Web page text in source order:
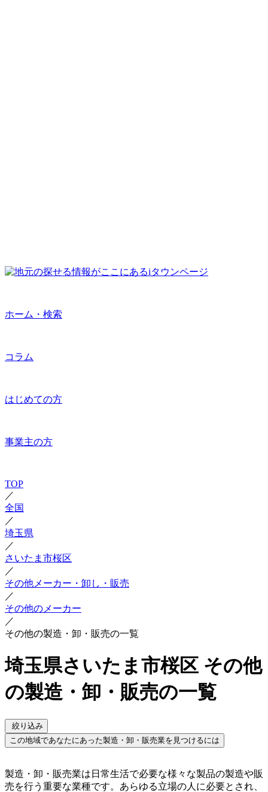
ホーム・検索
コラム
はじめての方
事業主の方
TOP
／
全国
／
埼玉県
／
さいたま市桜区
／
その他メーカー・卸し・販売
／
その他のメーカー
／
その他の製造・卸・販売の一覧
埼玉県さいたま市桜区 その他
の製造・卸・販売の一覧
絞り込み
この地域であなたにあった製造・卸・販売業を見つけるには
製造・卸・販売業は日常生活で必要な様々な製品の製造や販
売を行う重要な業種です。あらゆる立場の人に必要とされ、